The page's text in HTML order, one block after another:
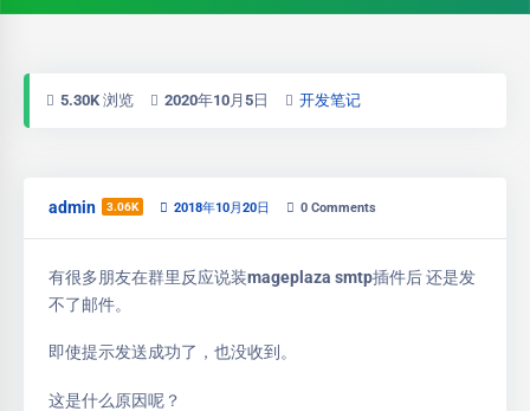
5.30K 浏览 2020年10月5日 开发笔记
admin 3.06K 2018年10月20日 0 Comments
有很多朋友在群里反应说装mageplaza smtp插件后 还是发
不了邮件。
即使提示发送成功了，也没收到。
这是什么原因呢？